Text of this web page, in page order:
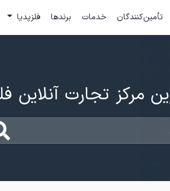
تأمین‌کنندگان خدمات برندها فلزپدیا